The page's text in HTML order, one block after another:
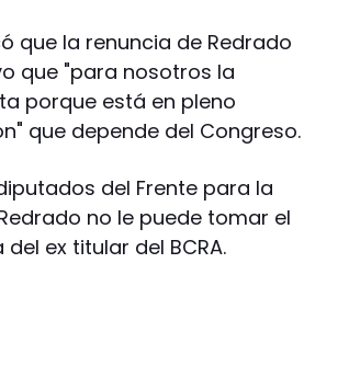
que la renuncia de Redrado
que "para nosotros la
porque está en pleno
que depende del Congreso.
del Frente para la
no le puede tomar el
ex titular del BCRA.